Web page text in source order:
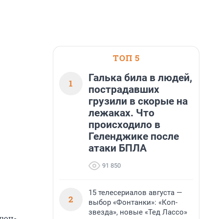
ТОП 5
1
Галька била в людей,
пострадавших
грузили в скорые на
лежаках. Что
происходило в
Геленджике после
атаки БПЛА
91 850
2
15 телесериалов августа —
выбор «Фонтанки»: «Коп-
звезда», новые «Тед Лассо»